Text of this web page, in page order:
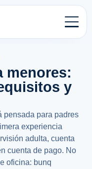
menores:
y
pensada para padres
experiencia
adulta, cuenta
cuenta de pago. No
oficina: bunq